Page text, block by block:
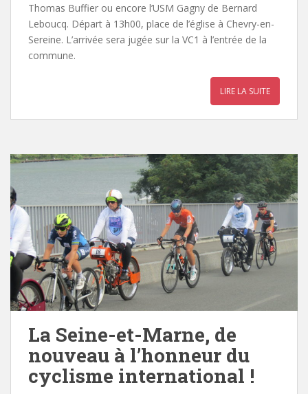
Thomas Buffier ou encore l’USM Gagny de Bernard
Leboucq. Départ à 13h00, place de l’église à Chevry-en-
Sereine. L’arrivée sera jugée sur la VC1 à l’entrée de la
commune.
LIRE LA SUITE
La Seine-et-Marne, de
nouveau à l’honneur du
cyclisme international !